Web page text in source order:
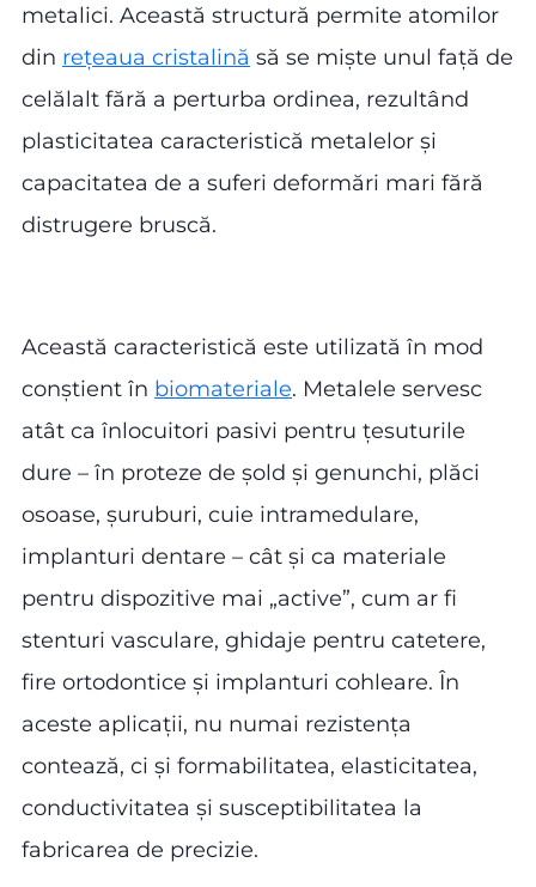
metalici. Această structură permite atomilor
din rețeaua cristalină să se miște unul față de
celălalt fără a perturba ordinea, rezultând
plasticitatea caracteristică metalelor și
capacitatea de a suferi deformări mari fără
distrugere bruscă.
Această caracteristică este utilizată în mod
conștient în biomateriale. Metalele servesc
atât ca înlocuitori pasivi pentru țesuturile
dure – în proteze de șold și genunchi, plăci
osoase, șuruburi, cuie intramedulare,
implanturi dentare – cât și ca materiale
pentru dispozitive mai „active”, cum ar fi
stenturi vasculare, ghidaje pentru catetere,
fire ortodontice și implanturi cohleare. În
aceste aplicații, nu numai rezistența
contează, ci și formabilitatea, elasticitatea,
conductivitatea și susceptibilitatea la
fabricarea de precizie.